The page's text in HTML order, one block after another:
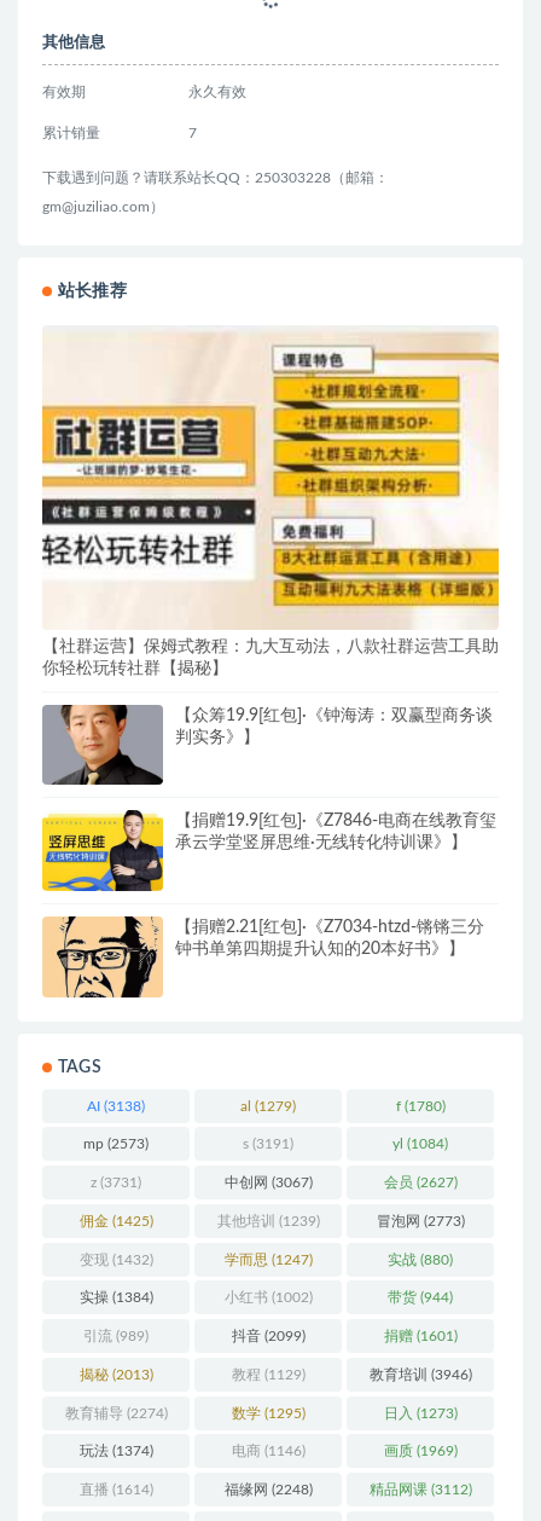
其他信息
有效期 永久有效
累计销量 7
下载遇到问题？请联系站长QQ：250303228（邮箱：
gm@juziliao.com）
站长推荐
【社群运营】保姆式教程：九大互动法，八款社群运营工具助
你轻松玩转社群【揭秘】
【众筹19.9[红包]·《钟海涛：双赢型商务谈
判实务》】
【捐赠19.9[红包]·《Z7846-电商在线教育玺
承云学堂竖屏思维·无线转化特训课》】
【捐赠2.21[红包]·《Z7034-htzd-锵锵三分
钟书单第四期提升认知的20本好书》】
TAGS
AI (3138) al (1279) f(1780)
mp (2573) s (3191) yl (1084)
z (3731) 中创网 (3067) 会员 (2627)
佣金(1425) 其他培训 (1239) 冒泡网 (2773)
变现(1432) 学而思 (1247) 实战 (880)
实操(1384) 小红书 (1002) 带货 (944)
引流 (989) 抖音(2099) 捐赠(1601)
揭秘(2013) 教程 (1129) 教育培训 (3946)
教育辅导 (2274) 数学(1295) 日入 (1273)
玩法(1374) 电商 (1146) 画质(1969)
直播 (1614) 福缘网 (2248) 精品网课(3112)